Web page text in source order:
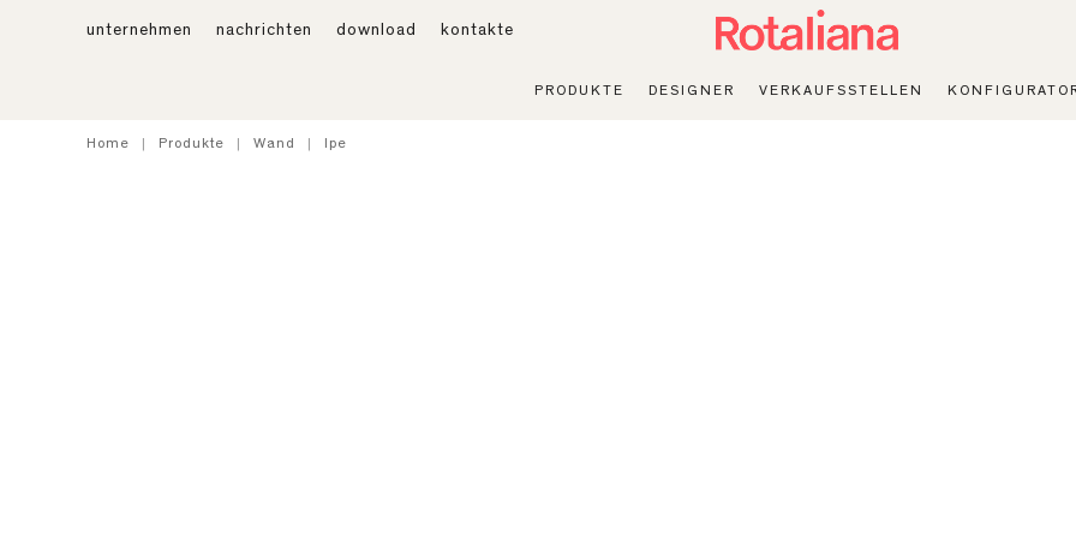
unternehmen nachrichten download kontakte
PRODUKTE DESIGNER VERKAUFSSTELLEN
Home Produkte Wand Ipe